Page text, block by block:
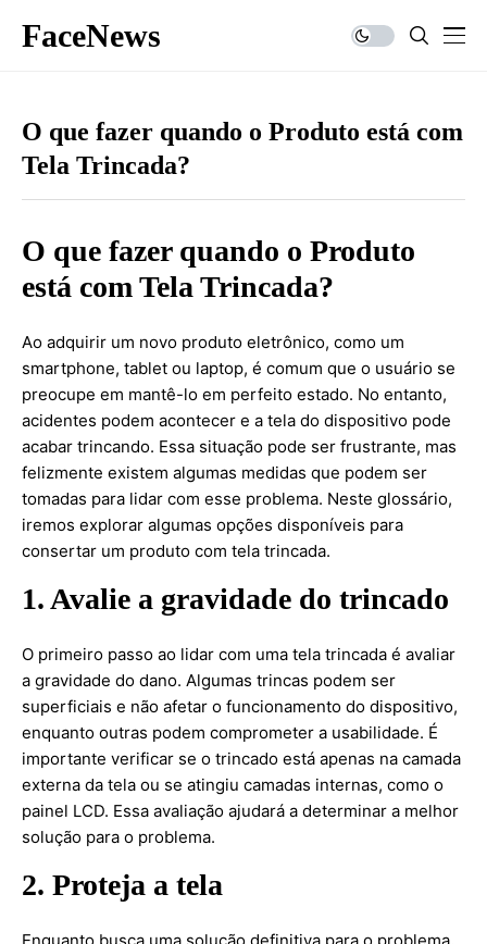
FaceNews
O que fazer quando o Produto está com
Tela Trincada?
O que fazer quando o Produto
está com Tela Trincada?
Ao adquirir um novo produto eletrônico, como um
smartphone, tablet ou laptop, é comum que o usuário se
preocupe em mantê-lo em perfeito estado. No entanto,
acidentes podem acontecer e a tela do dispositivo pode
acabar trincando. Essa situação pode ser frustrante, mas
felizmente existem algumas medidas que podem ser
tomadas para lidar com esse problema. Neste glossário,
iremos explorar algumas opções disponíveis para
consertar um produto com tela trincada.
1. Avalie a gravidade do trincado
O primeiro passo ao lidar com uma tela trincada é avaliar
a gravidade do dano. Algumas trincas podem ser
superficiais e não afetar o funcionamento do dispositivo,
enquanto outras podem comprometer a usabilidade. É
importante verificar se o trincado está apenas na camada
externa da tela ou se atingiu camadas internas, como o
painel LCD. Essa avaliação ajudará a determinar a melhor
solução para o problema.
2. Proteja a tela